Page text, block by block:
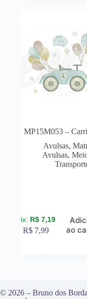
MP15M053 –
Avulsas,
Avulsas,
R$ 7,19
R$ 7,99
ao
© 2026 – Bruno dos